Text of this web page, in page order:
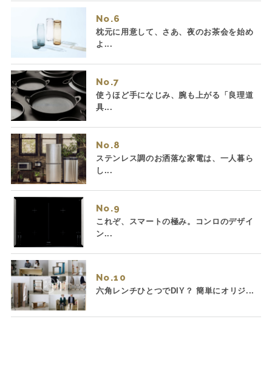
No.
枕元に用意して、さあ、夜のお茶会を始め
よ...
No.
使うほど手になじみ、腕も上がる「良理道
具...
No.
ステンレス調のお洒落な家電は、一人暮ら
し...
No.
これぞ、スマートの極み。コンロのデザイ
ン...
No.
六角レンチひとつでDIY？ 簡単にオリジ...